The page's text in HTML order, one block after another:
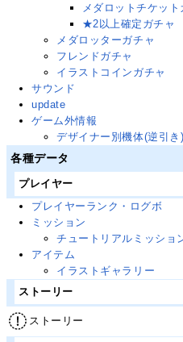
メダロットチケット
★2以上確定ガチャ
メダロッターガチャ
フレンドガチャ
イラストコインガチャ
サウンド
update
ゲーム外情報
デザイナー別機体(逆引き)
各種データ
プレイヤー
プレイヤーランク・ログボ
ミッション
チュートリアルミッショ
アイテム
イラストギャラリー
ストーリー
ストーリー